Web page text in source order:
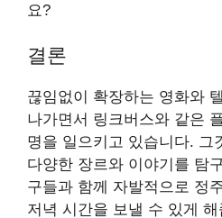
요?
결론
끊임없이 확장하는 영화와
나가면서 링크버스와 같은
명을 일으키고 있습니다. 그
다양한 장르와 이야기를 탐
구들과 함께 자발적으로 정
저녁 시간을 보낼 수 있게